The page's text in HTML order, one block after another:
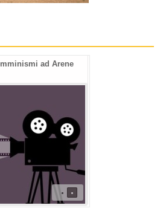
ad Arene
• •